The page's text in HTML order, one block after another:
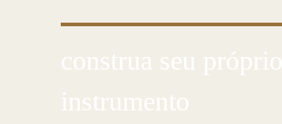
construa seu próprio
instrumento